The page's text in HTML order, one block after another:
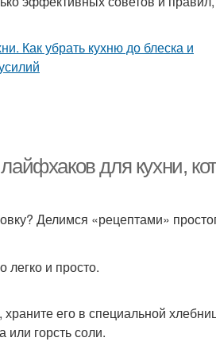
для кухни,
Делимся «рецептами»
легко и просто.
его в специальной
или горсть соли.